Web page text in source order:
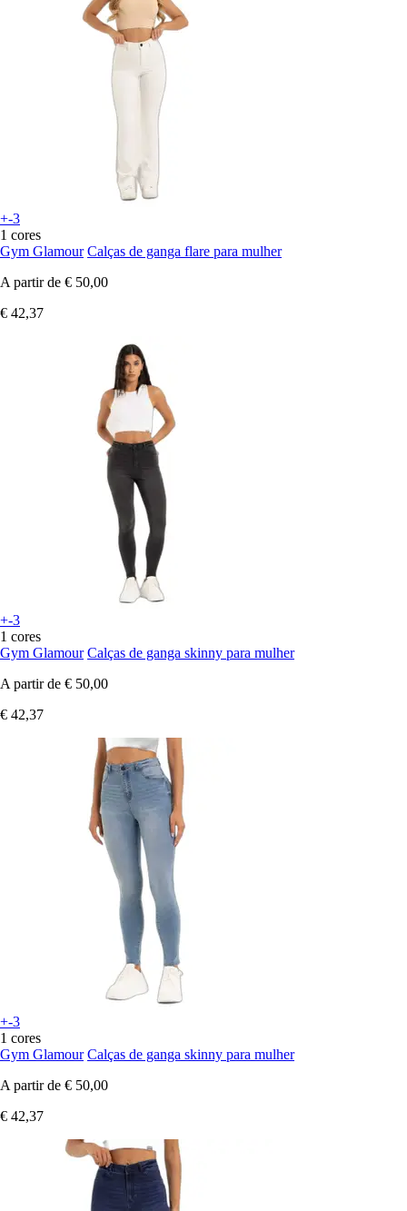
+-3
1 cores
Gym Glamour Calças de ganga flare para mulher
A partir de € 50,00
€ 42,37
+-3
1 cores
Gym Glamour Calças de ganga skinny para mulher
A partir de € 50,00
€ 42,37
+-3
1 cores
Gym Glamour Calças de ganga skinny para mulher
A partir de € 50,00
€ 42,37